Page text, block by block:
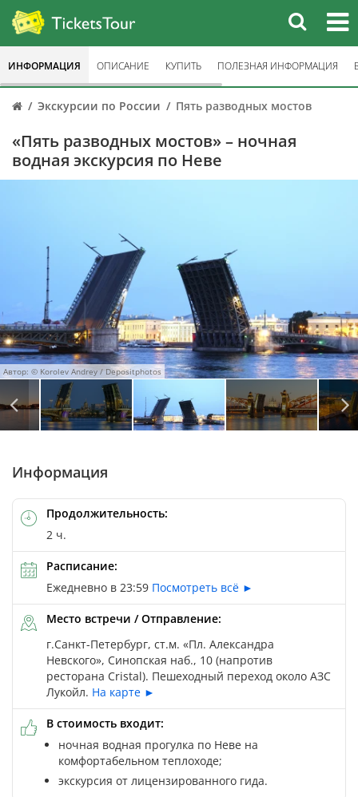
Экскурсии по России Пять разводных мостов
«Пять разводных мостов» – ночная
водная экскурсия по Неве
Автор: © Korolev Andrey / Depositphotos
Автор: © Alena Zamotaeva / Depositphotos
Автор: © Yuliya Baturina / Depositphotos
Автор: © Konstantin Semenov / Depositphotos
ИНФОРМАЦИЯ ОПИСАНИЕ КУПИТЬ ПОЛЕЗНАЯ ИНФОРМАЦИЯ
Информация
Продолжительность:
2 ч.
Расписание:
Ежедневно в 23:59 Посмотреть всё ►
Место встречи / Отправление:
г.Санкт-Петербург, ст.м. «Пл. Александра
Невского», Синопская наб., 10 (напротив
ресторана Cristal). Пешеходный переход около АЗС
Лукойл. На карте ►
В стоимость входит:
ночная водная прогулка по Неве на
комфортабельном теплоходе;
экскурсия от лицензированного гида.